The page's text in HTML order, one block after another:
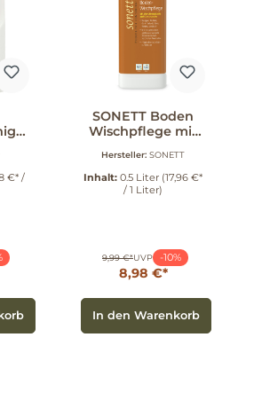
€* /
SONETT Boden
Wischpflege mit
Hersteller: SONETT
Inhalt: 0.5 Liter (17,96 €*
/ 1 Liter)
9,99 €*UVP -10%
8,98 €*
In den Warenkorb